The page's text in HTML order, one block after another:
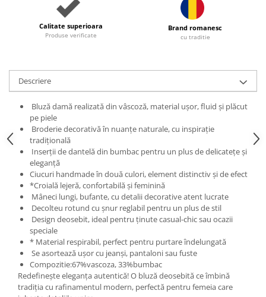
Calitate superioara
Produse verificate
Brand romanesc
cu traditie
Descriere
Bluză damă realizată din vâscoză, material ușor, fluid și plăcut
pe piele
Broderie decorativă în nuanțe naturale, cu inspirație
tradițională
Inserții de dantelă din bumbac pentru un plus de delicatețe și
eleganță
Ciucuri handmade în două culori, element distinctiv și de efect
*Croială lejeră, confortabilă și feminină
Mâneci lungi, bufante, cu detalii decorative atent lucrate
Decolteu rotund cu șnur reglabil pentru un plus de stil
Design deosebit, ideal pentru ținute casual-chic sau ocazii
speciale
* Material respirabil, perfect pentru purtare îndelungată
Se asortează ușor cu jeanși, pantaloni sau fuste
Compozitie:67%vascoza, 33%bumbac
Redefinește eleganța autentică! O bluză deosebită ce îmbină
tradiția cu rafinamentul modern, perfectă pentru femeia care